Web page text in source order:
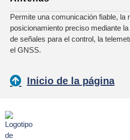
Permite una comunicación fiable, la
posicionamiento preciso mediante
de señales para el control, la
el GNSS.
Inicio de la página